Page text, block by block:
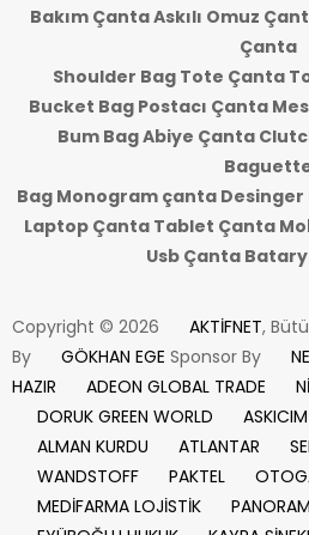
Bakım Çanta Askılı Omuz
Çanta
Shoulder Bag Tote Çanta
Bucket Bag Postacı Çanta
Bum Bag Abiye Çanta
Bag Monogram çanta
Laptop Çanta Tablet Çanta
Usb Çanta
Copyright © 2026 AKTİFNET,
By
GÖKHAN EGE Sponsor By
HAZIR
ADEON GLOBAL TRADE
DORUK GREEN WORLD
ASKICIM
ALMAN KURDU
ATLANTAR
WANDSTOFF
PAKTEL
MEDİFARMA LOJİSTİK